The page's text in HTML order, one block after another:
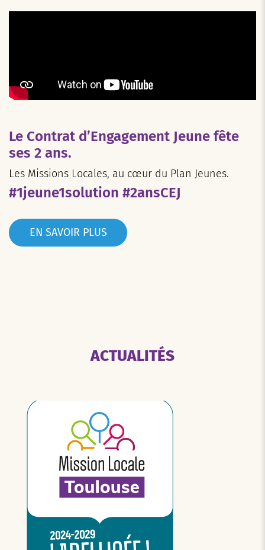
Le Contrat d’Engagement Jeune fête
ses 2 ans.
Les Missions Locales, au cœur du Plan Jeunes.
#1jeune1solution #2ansCEJ
EN SAVOIR PLUS
ACTUALITÉS